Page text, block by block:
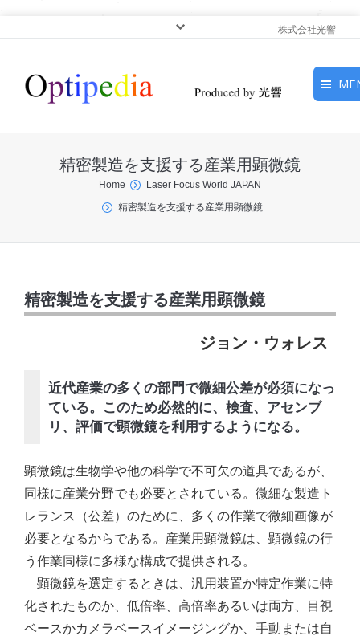
株式会社光響
ピックアップ
光基礎・光源
サービス
精密製造を支援する産業用顕微鏡
You are here:Home
Laser Focus World JAPAN
精密製造を支援する産業用顕微鏡
精密製造を支援する産業用顕微鏡
ジョン・ウォレス
近代産業の多くの部門で微細公差が必須になっ
ている。このため必然的に、検査、アセンブ
リ、評価で顕微鏡を利用するようになる。
顕微鏡は生物学や他の科学で不可欠の道具であるが、
同様に産業分野でも必要とされている。微細な製造ト
レランス（公差）のために、多くの作業で微細画像が
必要となるからである。産業用顕微鏡は、顕微鏡の行
う作業同様に多様な構成で提供される。
顕微鏡を選定するときは、汎用装置か特定作業に特
化されたものか、低倍率、高倍率あるいは両方、目視
ベースかカメラベースイメージングか、手動または自